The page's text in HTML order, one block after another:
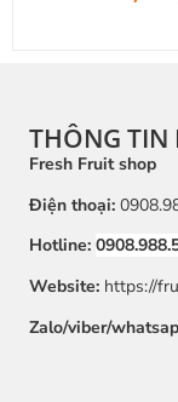
THÔNG TIN
Fresh Fruit shop
Điện thoại:
Hotline:
Website: https://
Zalo/viber/